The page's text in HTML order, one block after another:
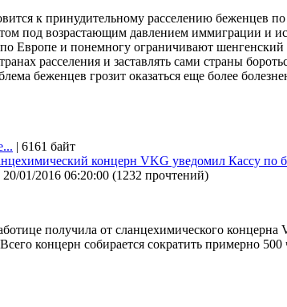
к принудительному расселению беженцев
под возрастающим давлением иммиграции и
Европе и понемногу ограничивают
расселения и заставлять сами страны
беженцев грозит оказаться еще более
| 6161 байт
концерн VKG уведомил Кассу по
20/01/2016 06:20:00 (1232 прочтений)
получила от сланцехимического
концерн собирается сократить примерно 500